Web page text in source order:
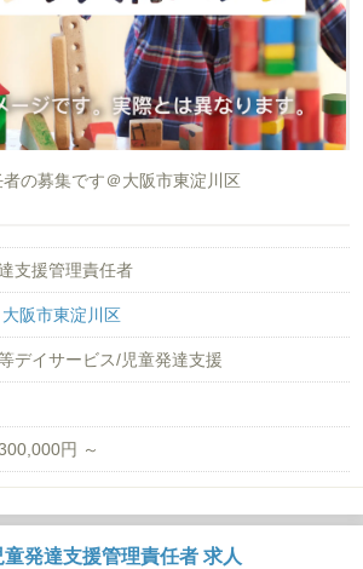
の募集です＠大阪市東淀川区
支援管理責任者
阪市東淀川区
デイサービス/児童発達支援
円 ～
発達支援管理責任者 求人